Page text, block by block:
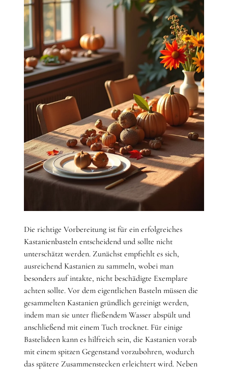
Die richtige Vorbereitung ist für ein erfolgreiches
Kastanienbasteln entscheidend und sollte nicht
unterschätzt werden. Zunächst empfiehlt es sich,
ausreichend Kastanien zu sammeln, wobei man
besonders auf intakte, nicht beschädigte Exemplare
achten sollte. Vor dem eigentlichen Basteln müssen die
gesammelten Kastanien gründlich gereinigt werden,
indem man sie unter fließendem Wasser abspült und
anschließend mit einem Tuch trocknet. Für einige
Bastelideen kann es hilfreich sein, die Kastanien vorab
mit einem spitzen Gegenstand vorzubohren, wodurch
das spätere Zusammenstecken erleichtert wird. Neben